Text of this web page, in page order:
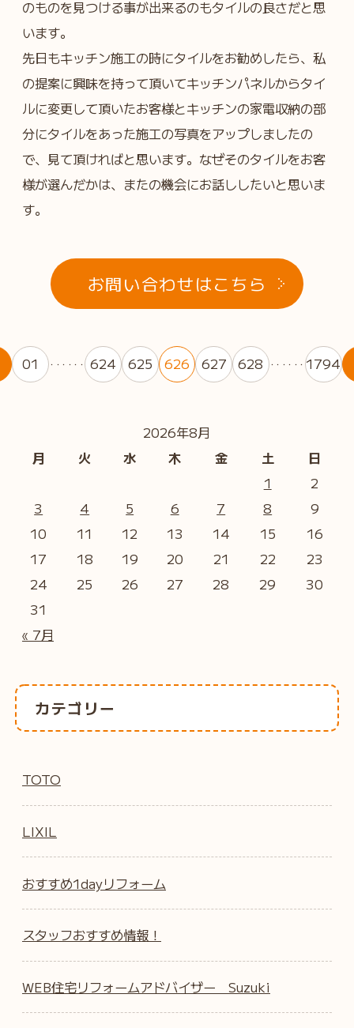
のものを見つける事が出来るのもタイルの良さだと思
います。
先日もキッチン施工の時にタイルをお勧めしたら、私
の提案に興味を持って頂いてキッチンパネルからタイ
ルに変更して頂いたお客様とキッチンの家電収納の部
分にタイルをあった施工の写真をアップしましたの
で、見て頂ければと思います。なぜそのタイルをお客
様が選んだかは、またの機会にお話ししたいと思いま
す。
お問い合わせはこちら
01 ・・・・・・ 624 625 626 627 628 ・・・・・・ 1794
2026年8月
月
火 水 木 金 土 日
« 7月
1
2
3
4 5 6 7 8
9
10
11 12 13 14 15
16
17
18 19 20 21 22
23
24
25 26 27 28 29
30
31
カテゴリー
TOTO
LIXIL
おすすめ1dayリフォーム
スタッフおすすめ情報！
WEB住宅リフォームアドバイザー Suzuki